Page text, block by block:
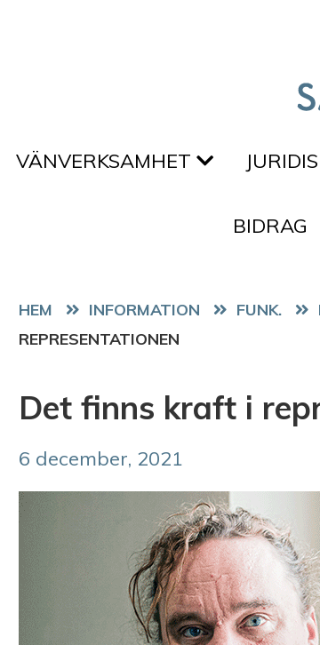
VÄNVERKSAMHET
BIDRAG
HEM FUNK.
REPRESENTATIONEN
Det finns kraft i
6 december, 2021